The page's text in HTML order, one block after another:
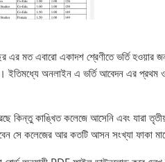
এর মত এবারো একাদশ শ্রেণীতে ভর্তি
অনলাইন এ ভর্তি আবেদন এর প্রথম ও
কাঙ্খিত কলেজে আসেনি এবং যারা তৃতীয়
সে কলেজের আর কতটি আসন সংখ্যা ফাকা